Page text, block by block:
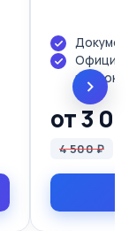
от 3
4 500 ₽